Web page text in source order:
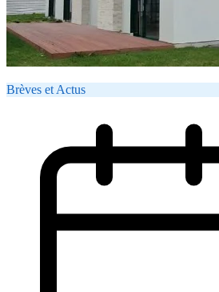
Brèves et Actus